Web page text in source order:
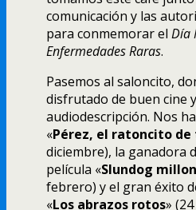
comunicación y las
para conmemorar el Dí­a
Enfermedades Raras.
Pasemos al saloncito,
disfrutado de buen cine
audiodescripción. Nos
«Pérez, el ratoncito de
diciembre), la ganadora
pelí­cula «Slundog
febrero) y el gran éxito
«Los abrazos rotos»